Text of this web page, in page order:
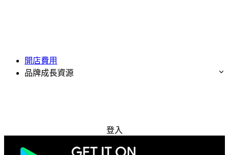
開店費用
品牌成長資源
登入